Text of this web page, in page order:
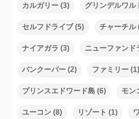
カルガリー(3) グリンデルワル
セルフドライブ(5) チャーチル
ナイアガラ (3) ニューファンド
バンクーバー(2) ファミリー(1)
プリンスエドワード島(6) モン
ユーコン(8) リゾート (1)